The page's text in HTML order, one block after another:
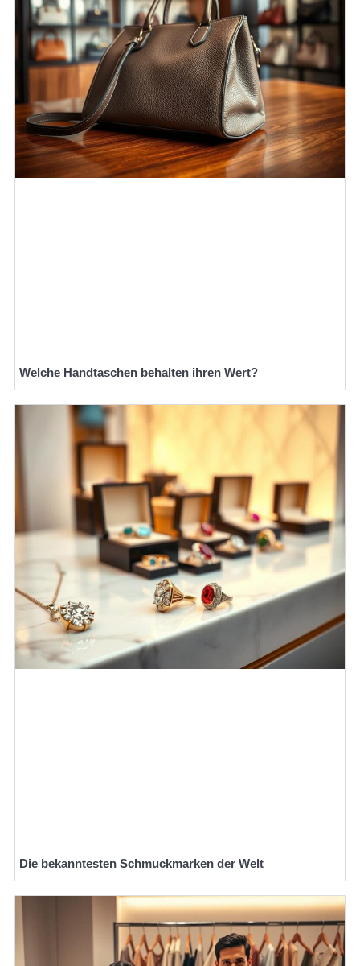
Welche Handtaschen behalten ihren Wert?
Die bekanntesten Schmuckmarken der Welt